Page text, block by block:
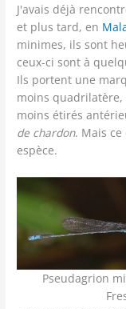
J'avais déjà
et plus tard, en
minimes, ils sont
ceux-ci sont à
Ils portent une
moins quadrilatère,
moins étirés
de chardon. Mais
espèce.
Pseudagrion